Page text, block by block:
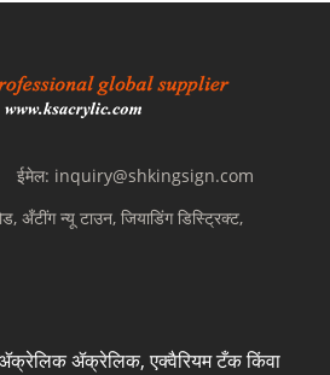
ईमेल: inquiry@shkingsign.com
अँटींग न्यू टाउन, जियाडिंग डिस्ट्रिक्ट,
ॲक्रेलिक, एक्वैरियम टँक किंवा